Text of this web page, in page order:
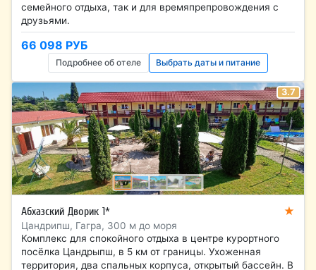
семейного отдыха, так и для времяпрепровождения с
друзьями.
66 098 РУБ
Подробнее об отеле Выбрать даты и питание
3.7
Абхазский Дворик 1* ★
Цандрипш, Гагра, 300 м до моря
Комплекс для спокойного отдыха в центре курортного
посёлка Цандрыпш, в 5 км от границы. Ухоженная
территория, два спальных корпуса, открытый бассейн. В